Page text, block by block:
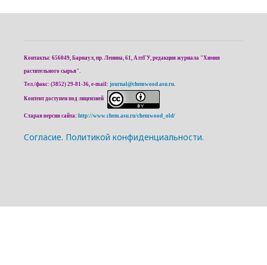
Контакты: 656049, Барнаул, пр. Ленина, 61, АлтГУ, редакция журнала "Химия
растительного сырья".
Тел./факс: (3852) 29-81-36, e-mail: journal@chemwood.asu.ru
Контент доступен под лицензией
Старая версия сайта: http://www.chem.asu.ru/chemwood_old/
Cогласие. Политикой конфиденциальности.